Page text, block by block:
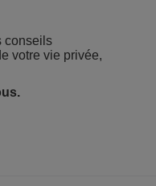
conseils
votre vie privée,